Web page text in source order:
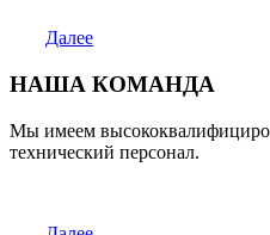
Далее
НАША КОМАНДА
Мы имеем
технический персонал.